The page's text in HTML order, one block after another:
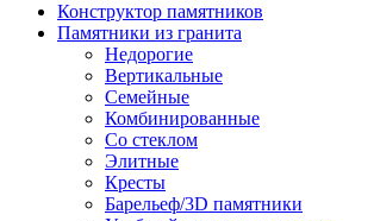
Конструктор памятников
Памятники из гранита
Недорогие
Вертикальные
Семейные
Комбинированные
Со стеклом
Элитные
Кресты
Барельеф/3D памятники